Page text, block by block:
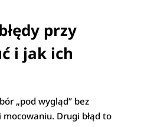
przy
i jak ich
„pod wygląd” bez
Drugi błąd to